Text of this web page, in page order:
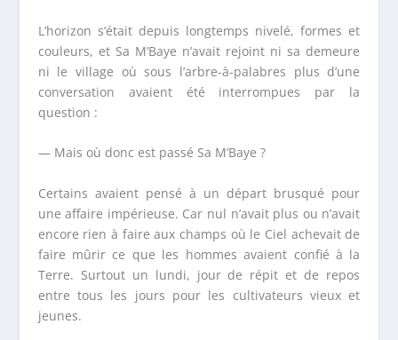
L’horizon s’était depuis longtemps nivelé, formes et
couleurs, et Sa M’Baye n’avait rejoint ni sa demeure
ni le village où sous l’arbre-à-palabres plus d’une
conversation avaient été interrompues par la
question :
— Mais où donc est passé Sa M’Baye ?
Certains avaient pensé à un départ brusqué pour
une affaire impérieuse. Car nul n’avait plus ou n’avait
encore rien à faire aux champs où le Ciel achevait de
faire mûrir ce que les hommes avaient confié à la
Terre. Surtout un lundi, jour de répit et de repos
entre tous les jours pour les cultivateurs vieux et
jeunes.